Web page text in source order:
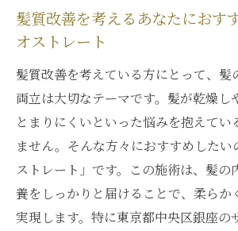
髪質改善を考えるあなたにおす
オストレート
髪質改善を考えている方にとって、髪
両立は大切なテーマです。髪が乾燥し
とまりにくいといった悩みを抱えてい
ません。そんな方々におすすめしたい
ストレート」です。この施術は、髪の
養をしっかりと届けることで、柔らか
実現します。特に東京都中央区銀座の